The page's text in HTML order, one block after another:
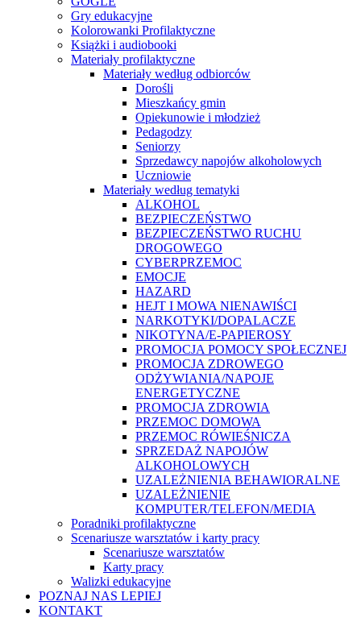
Gry edukacyjne
Kolorowanki Profilaktyczne
Książki i audiobooki
Materiały profilaktyczne
Materiały według odbiorców
Dorośli
Mieszkańcy gmin
Opiekunowie i młodzież
Pedagodzy
Seniorzy
Sprzedawcy napojów alkoholowych
Uczniowie
Materiały według tematyki
ALKOHOL
BEZPIECZEŃSTWO
BEZPIECZEŃSTWO RUCHU
DROGOWEGO
CYBERPRZEMOC
EMOCJE
HAZARD
HEJT I MOWA NIENAWIŚCI
NARKOTYKI/DOPALACZE
NIKOTYNA/E-PAPIEROSY
PROMOCJA POMOCY SPOŁECZNEJ
PROMOCJA ZDROWEGO
ODŻYWIANIA/NAPOJE
ENERGETYCZNE
PROMOCJA ZDROWIA
PRZEMOC DOMOWA
PRZEMOC RÓWIEŚNICZA
SPRZEDAŻ NAPOJÓW
ALKOHOLOWYCH
UZALEŻNIENIA BEHAWIORALNE
UZALEŻNIENIE
KOMPUTER/TELEFON/MEDIA
Poradniki profilaktyczne
Scenariusze warsztatów i karty pracy
Scenariusze warsztatów
Karty pracy
Walizki edukacyjne
POZNAJ NAS LEPIEJ
KONTAKT